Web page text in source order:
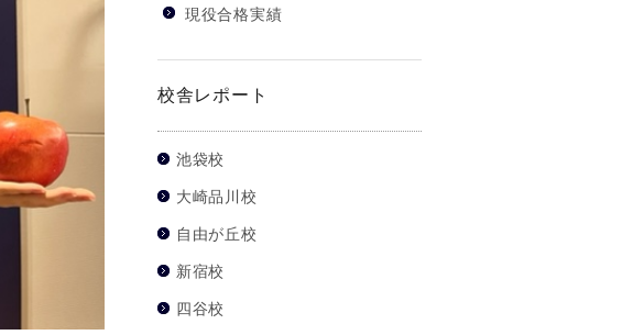
現役合格実績
校舎レポート
池袋校
大崎品川校
自由が丘校
新宿校
四谷校